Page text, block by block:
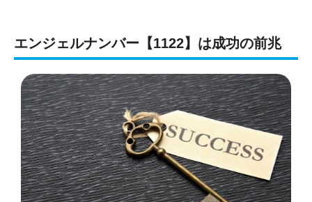
エンジェルナンバー【1122】は成功の前兆